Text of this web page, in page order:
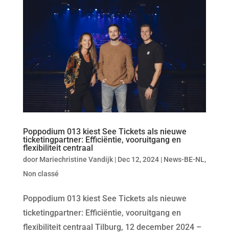
Poppodium 013 kiest See Tickets als nieuwe
ticketingpartner: Efficiëntie, vooruitgang en
flexibiliteit centraal
door Mariechristine Vandijk| Dec 12, 2024| News-BE-NL,
Non classé
Poppodium 013 kiest See Tickets als nieuwe
ticketingpartner: Efficiëntie, vooruitgang en
flexibiliteit centraal Tilburg, 12 december 2024 –